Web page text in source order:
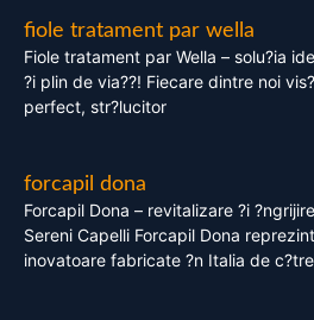
fiole tratament par wella
Fiole tratament par Wella – solu?ia
?i plin de via??! Fiecare dintre noi
perfect, str?lucitor
forcapil dona
Forcapil Dona – revitalizare ?i
Sereni Capelli Forcapil Dona
inovatoare fabricate ?n Italia de c?tre